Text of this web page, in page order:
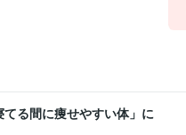
る間に痩せやすい体」に